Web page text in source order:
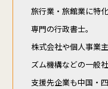
旅行業・旅館業に特
専門の行政書士。
株式会社や個人事業
ズム機構などの一般
支援先企業も中国・